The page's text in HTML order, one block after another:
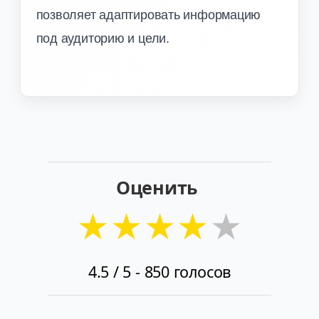
позволяет адаптировать информацию
под аудиторию и цели.
Оценить
★★★★★
4.5 / 5 - 850 голосов